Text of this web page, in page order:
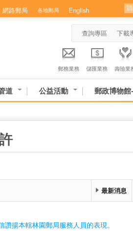
網路郵局 各地郵局 English
查詢專區 下載
郵務業務 儲匯業務 壽險業
道 公益活動 郵政博物館
最新消息
讚揚本轄林園郵局服務人員的表現。